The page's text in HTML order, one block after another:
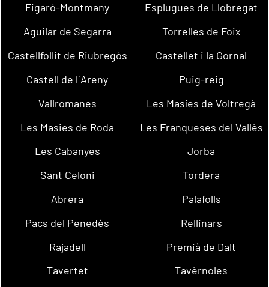
Figaró-Montmany
Esplugues de Llobregat
Aguilar de Segarra
Torrelles de Foix
Castellfollit de Riubregós
Castellet i la Gornal
Castell de l´Areny
Puig-reig
Vallromanes
Les Masíes de Voltregà
Les Masies de Roda
Les Franqueses del Vallès
Les Cabanyes
Jorba
Sant Celoni
Tordera
Abrera
Palafolls
Pacs del Penedès
Rellinars
Rajadell
Premià de Dalt
Tavertet
Tavèrnoles